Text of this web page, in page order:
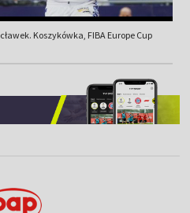
Koszykówka, FIBA Europe Cup